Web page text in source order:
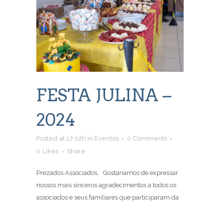
FESTA JULINA –
2024
Posted at 17:02h in Eventos
0 Comments
0 Likes Share
Prezados Associados, Gostaríamos de expressar
nossos mais sinceros agradecimentos a todos os
associados e seus familiares que participaram da